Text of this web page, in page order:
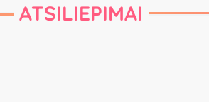
ATSILIEPIMAI